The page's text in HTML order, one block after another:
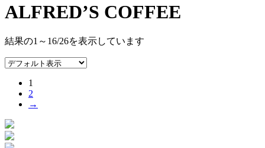
ALFRED’S COFFEE
結果の1～16/26を表示しています
1
2
→